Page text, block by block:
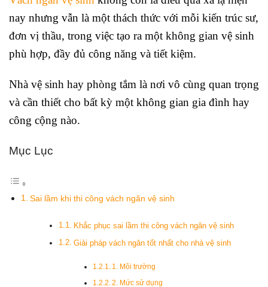
nay nhưng vẫn là một thách thức với mỗi kiến trúc sư,
đơn vị thầu, trong việc tạo ra một không gian vệ sinh
phù hợp, đầy đủ công năng và tiết kiệm.
Nhà vệ sinh hay phòng tắm là nơi vô cùng quan trọng
và cần thiết cho bất kỳ một không gian gia đình hay
công cộng nào.
Mục Lục
Sai lầm khi thi công vách ngăn vệ sinh
Khắc phục sai lầm thi công vách ngăn vệ sinh
Giải pháp vách ngăn tốt nhất cho nhà vệ sinh
1. Môi trường
2. Mức sử dụng